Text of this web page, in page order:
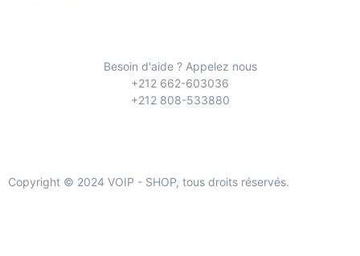
Besoin d'aide ? Appelez nous
+212 662-603036
+212 808-533880
Copyright © 2024 VOIP - SHOP, tous droits réservés.